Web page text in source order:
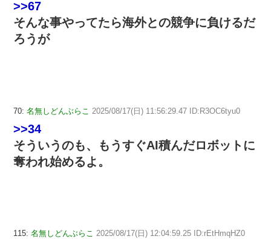
>>67
そんな事やってたら海外との競争に負けるだ
ろうが
70: 名無しどんぶらこ 2025/08/17(日) 11:56:29.47 ID:R3OC6tyu0
>>34
そういうのも、もうすぐAI積んだロボットに
奪われ始めるよ。
115: 名無しどんぶらこ 2025/08/17(日) 12:04:59.25 ID:rEtHmqHZ0